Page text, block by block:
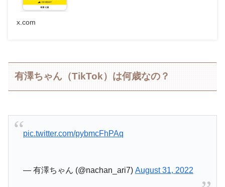
x.com
有澤ちゃん（TikTok）は何歳なの？
pic.twitter.com/pybmcFhPAq
— 有澤ちゃん (@nachan_ari7) August 31, 2022